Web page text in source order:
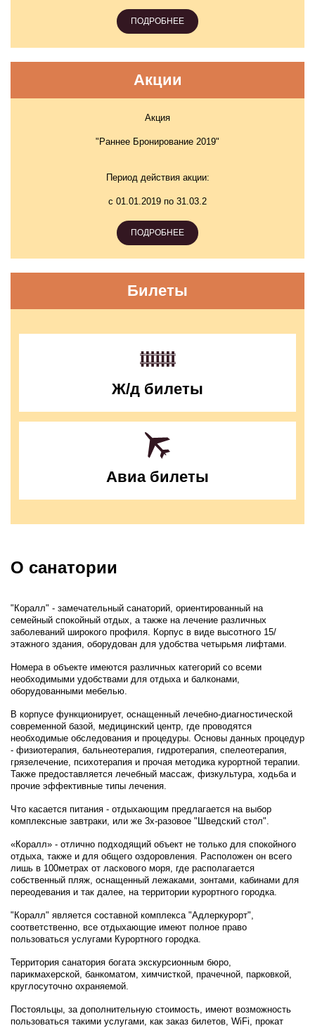
ПОДРОБНЕЕ
Акции
Акция
"Раннее Бронирование 2019"
Период действия акции:
с 01.01.2019 по 31.03.2
ПОДРОБНЕЕ
Билеты
Ж/д билеты
Авиа билеты
О санатории
"Коралл" - замечательный санаторий, ориентированный на
семейный спокойный отдых, а также на лечение различных
заболеваний широкого профиля. Корпус в виде высотного 15/
этажного здания, оборудован для удобства четырьмя лифтами.
Номера в объекте имеются различных категорий со всеми
необходимыми удобствами для отдыха и балконами,
оборудованными мебелью.
В корпусе функционирует, оснащенный лечебно-диагностической
современной базой, медицинский центр, где проводятся
необходимые обследования и процедуры. Основы данных процедур
- физиотерапия, бальнеотерапия, гидротерапия, спелеотерапия,
грязелечение, психотерапия и прочая методика курортной терапии.
Также предоставляется лечебный массаж, физкультура, ходьба и
прочие эффективные типы лечения.
Что касается питания - отдыхающим предлагается на выбор
комплексные завтраки, или же 3х-разовое "Шведский стол".
«Коралл» - отлично подходящий объект не только для спокойного
отдыха, также и для общего оздоровления. Расположен он всего
лишь в 100метрах от ласкового моря, где располагается
собственный пляж, оснащенный лежаками, зонтами, кабинами для
переодевания и так далее, на территории курортного городка.
"Коралл" является составной комплекса "Адлеркурорт",
соответственно, все отдыхающие имеют полное право
пользоваться услугами Курортного городка.
Территория санатория богата экскурсионным бюро,
парикмахерской, банкоматом, химчисткой, прачечной, парковкой,
круглосуточно охраняемой.
Постояльцы, за дополнительную стоимость, имеют возможность
пользоваться такими услугами, как заказ билетов, WiFi, прокат